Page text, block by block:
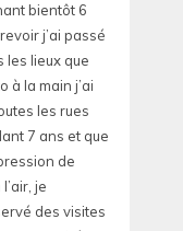
bientôt 6
j’ai passé
les lieux que
à la main j’ai
les rues
7 ans et que
de
je
des visites